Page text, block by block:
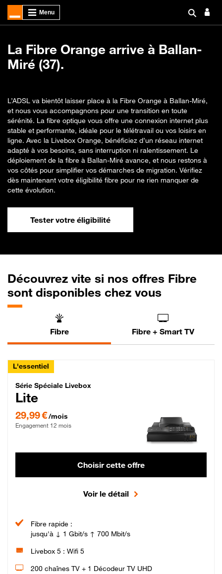
La Fibre Orange arrive à Ballan-
Miré (37).
L’ADSL va bientôt laisser place à la Fibre Orange à Ballan-Miré,
et nous vous accompagnons pour une transition en toute
sérénité. La fibre optique vous offre une connexion internet plus
stable et performante, idéale pour le télétravail ou vos loisirs en
ligne. Avec la Livebox Orange, bénéficiez d’un réseau internet
adapté à vos besoins, sans interruption ni ralentissement. Le
déploiement de la fibre à Ballan-Miré avance, et nous restons à
vos côtés pour simplifier vos démarches de migration. Vérifiez
dès maintenant votre éligibilité fibre pour ne rien manquer de
cette évolution.
Tester votre éligibilité
Découvrez vite si nos offres Fibre
sont disponibles chez vous
Fibre Fibre + Smart TV
L'essentiel
Série Spéciale Livebox Lite Fibre
Série Spéciale Livebox
Lite
29,99 €/mois
Engagement 12 mois
Choisir cette offre
Voir le détail
Fibre rapide :
jusqu'à ↓ 1 Gbit/s ↑ 700 Mbit/s
Livebox 5 : Wifi 5
200 chaînes TV + 1 Décodeur TV UHD